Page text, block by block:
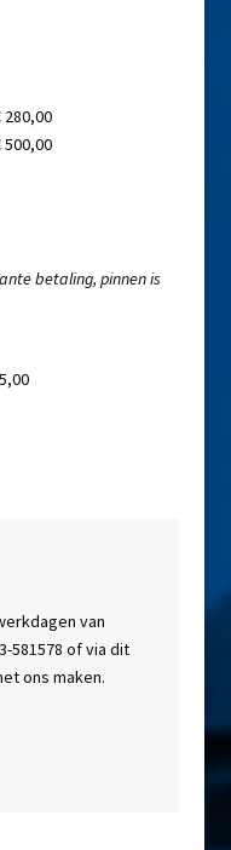
betaling, pinnen is
van
581578 of via dit
ons maken.